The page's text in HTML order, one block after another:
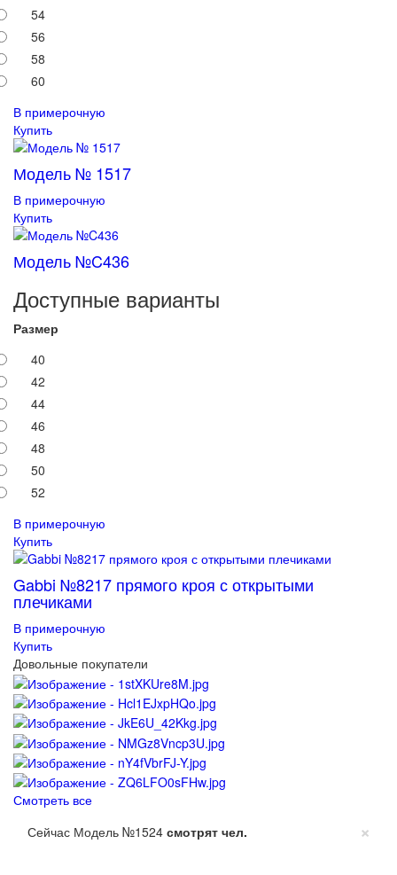
54
56
58
60
В примерочную
Купить
Модель № 1517
В примерочную
Купить
Модель №C436
Доступные варианты
Размер
40
42
44
46
48
50
52
В примерочную
Купить
Gabbi №8217 прямого кроя с открытыми
плечиками
В примерочную
Купить
Довольные покупатели
Смотреть все
×
Сейчас Модель №1524 смотрят чел.